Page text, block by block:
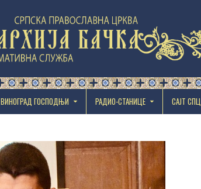
ВИНОГРАД ГОСПОДЊИ РАДИО-СТАНИЦЕ САЈТ СПЦ